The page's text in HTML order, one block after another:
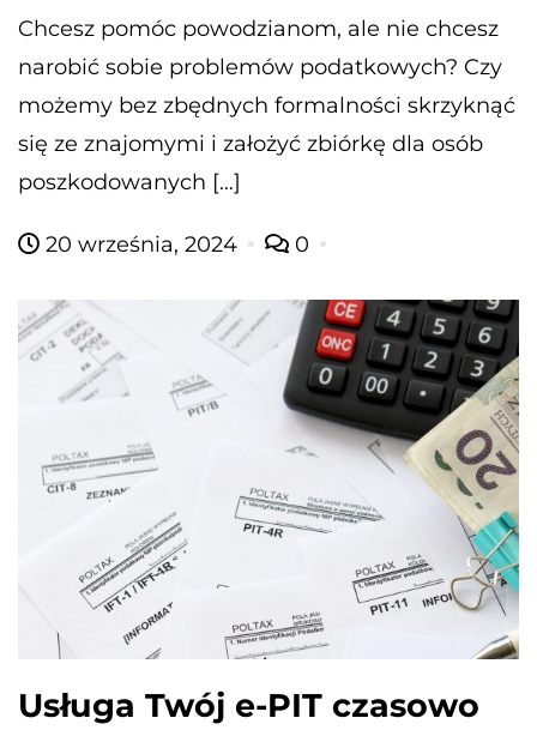
Chcesz pomóc powodzianom, ale nie chcesz
narobić sobie problemów podatkowych? Czy
możemy bez zbędnych formalności skrzyknąć
się ze znajomymi i założyć zbiórkę dla osób
poszkodowanych […]
20 września, 2024 0
Usługa Twój e-PIT czasowo